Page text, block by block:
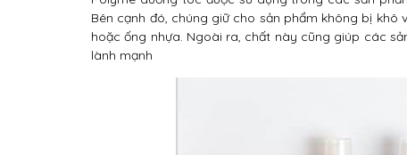
Bên cạnh đó, chúng giữ cho sản phẩm không bị
hoặc ống nhựa. Ngoài ra, chất này cũng giúp các
lành mạnh